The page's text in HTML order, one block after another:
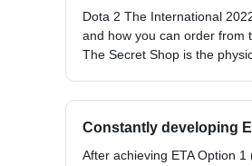
Dota 2 The International
and how you can order from
The Secret Shop is the
Constantly developing
After achieving ETA Option